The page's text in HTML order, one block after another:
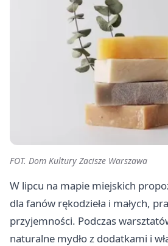
FOT. Dom Kultury Zacisze Warszawa
W lipcu na mapie miejskich
dla fanów rękodzieła i małych,
przyjemności. Podczas
naturalne mydło z dodatkami i